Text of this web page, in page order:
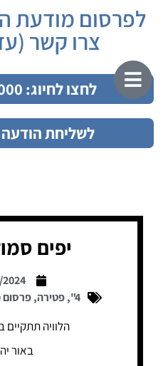
לפרסום מודעת
צרו קשר
לחצו לחיוג: 077-9971000
לשליחת
יפים
4"
,פטירה,
הלוויה
באור